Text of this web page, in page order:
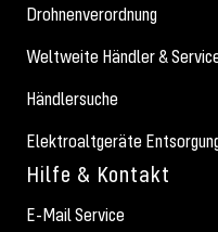
Drohnenverordnung
Weltweite Händler &
Händlersuche
Elektroaltgeräte
Hilfe & Kontakt
E-Mail Service